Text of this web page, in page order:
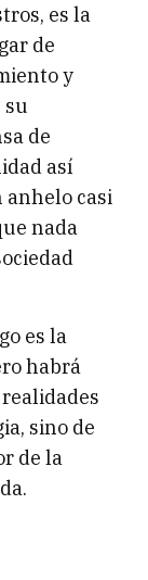
es la
de
y
su
de
así
casi
nada
es la
habrá
sino de
de la